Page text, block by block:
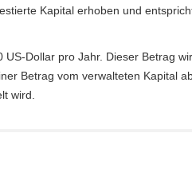
Kapital erhoben und
Dollar pro Jahr. Dieser Betrag
Betrag vom verwalteten Kapital
wird.